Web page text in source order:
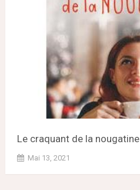
Le craquant de la nougatine
Mai 13, 2021